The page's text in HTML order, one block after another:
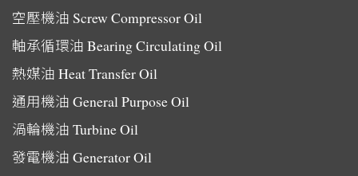
空壓機油 Screw Compressor Oil
軸承循環油 Bearing Circulating Oil
熱媒油 Heat Transfer Oil
通用機油 General Purpose Oil
渦輪機油 Turbine Oil
發電機油 Generator Oil